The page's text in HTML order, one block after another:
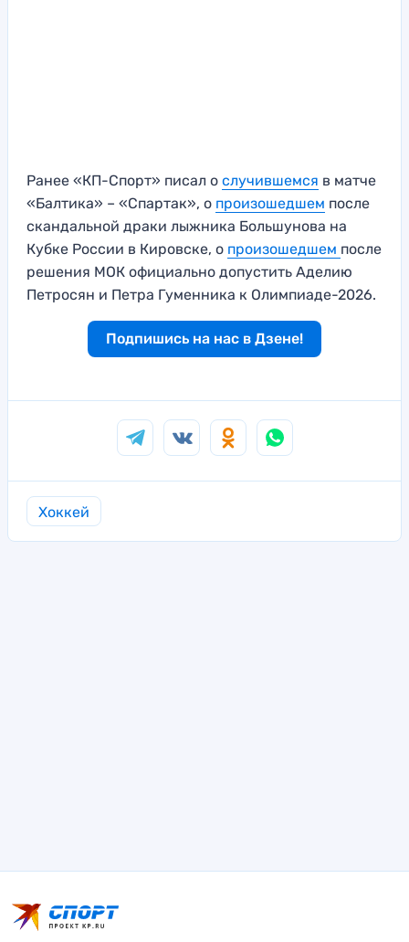
Ранее «КП-Спорт» писал о случившемся в матче
«Балтика» – «Спартак», о произошедшем после
скандальной драки лыжника Большунова на
Кубке России в Кировске, о произошедшем после
решения МОК официально допустить Аделию
Петросян и Петра Гуменника к Олимпиаде-2026.
Подпишись на нас в Дзене!
Хоккей